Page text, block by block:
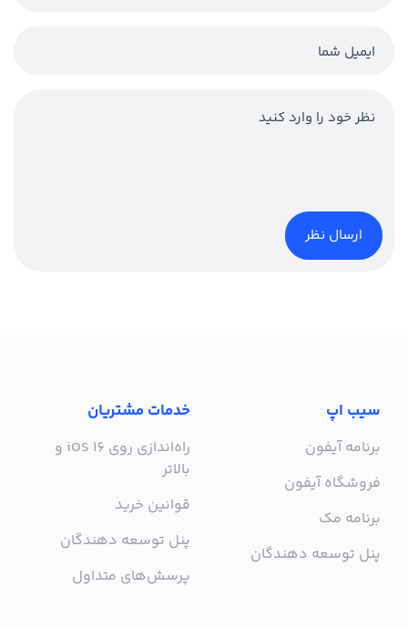
سیب اپ
برنامه آیفون
فروشگاه آیفون
برنامه مک
پنل توسعه دهندگان
خدمات مشتریان
راه‌اندازی روی iOS 16 و
بالاتر
قوانین خرید
پنل توسعه دهندگان
پرسش‌های متداول